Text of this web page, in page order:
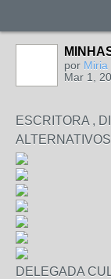
por Miria
Mar 1,
ESCRITORA ,
DELEGADA